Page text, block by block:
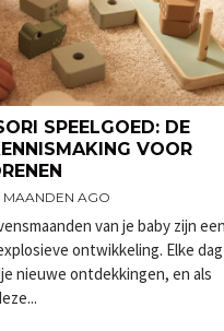
SPEELGOED: DE
VOOR
MAANDEN AGO
van je baby zijn een
ontwikkeling. Elke dag
nieuwe ontdekkingen, en als